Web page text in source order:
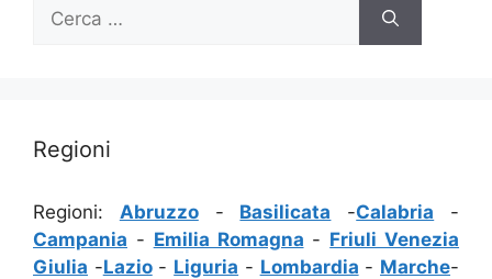
per:
Regioni
Regioni: Abruzzo- Basilicata -Calabria -
Campania - Emilia Romagna - Friuli Venezia
Giulia -Lazio- Liguria - Lombardia - Marche-